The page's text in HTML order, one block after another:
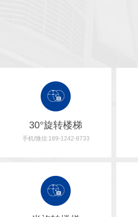
30°旋转楼梯
手机/微信:189-1242-8733